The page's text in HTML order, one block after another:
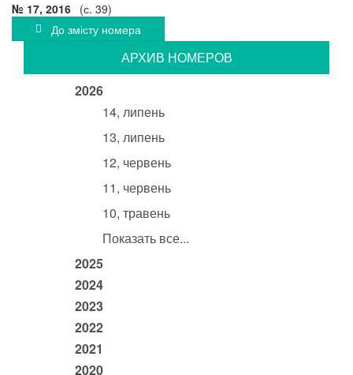
№ 17, 2016 (с. 39)
До змісту номера
АРХИВ НОМЕРОВ
2026
14, липень
13, липень
12, червень
11, червень
10, травень
Показать все...
2025
2024
2023
2022
2021
2020